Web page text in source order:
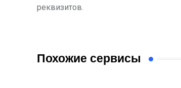
реквизитов.
Похожие сервисы